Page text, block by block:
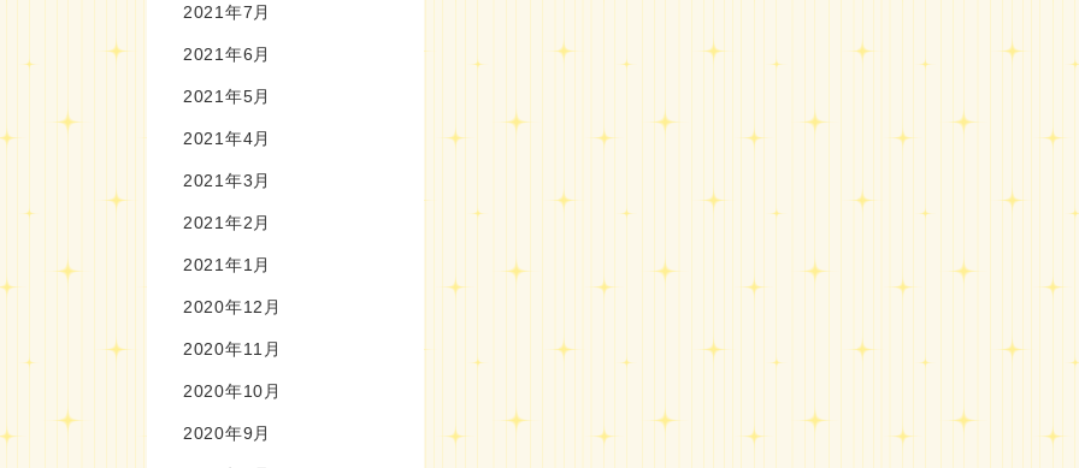
2021年7月
2021年6月
2021年5月
2021年4月
2021年3月
2021年2月
2021年1月
2020年12月
2020年11月
2020年10月
2020年9月